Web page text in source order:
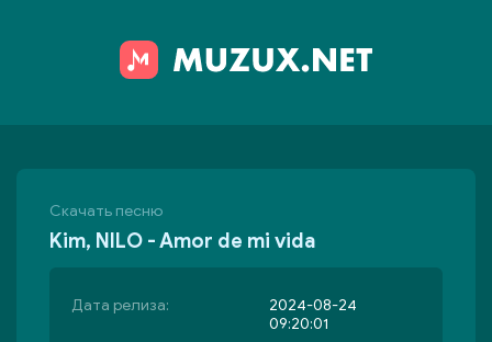
Скачать песню
Kim, NILO - Amor de mi vida
Дата релиза:
2024-08-24
09:20:01